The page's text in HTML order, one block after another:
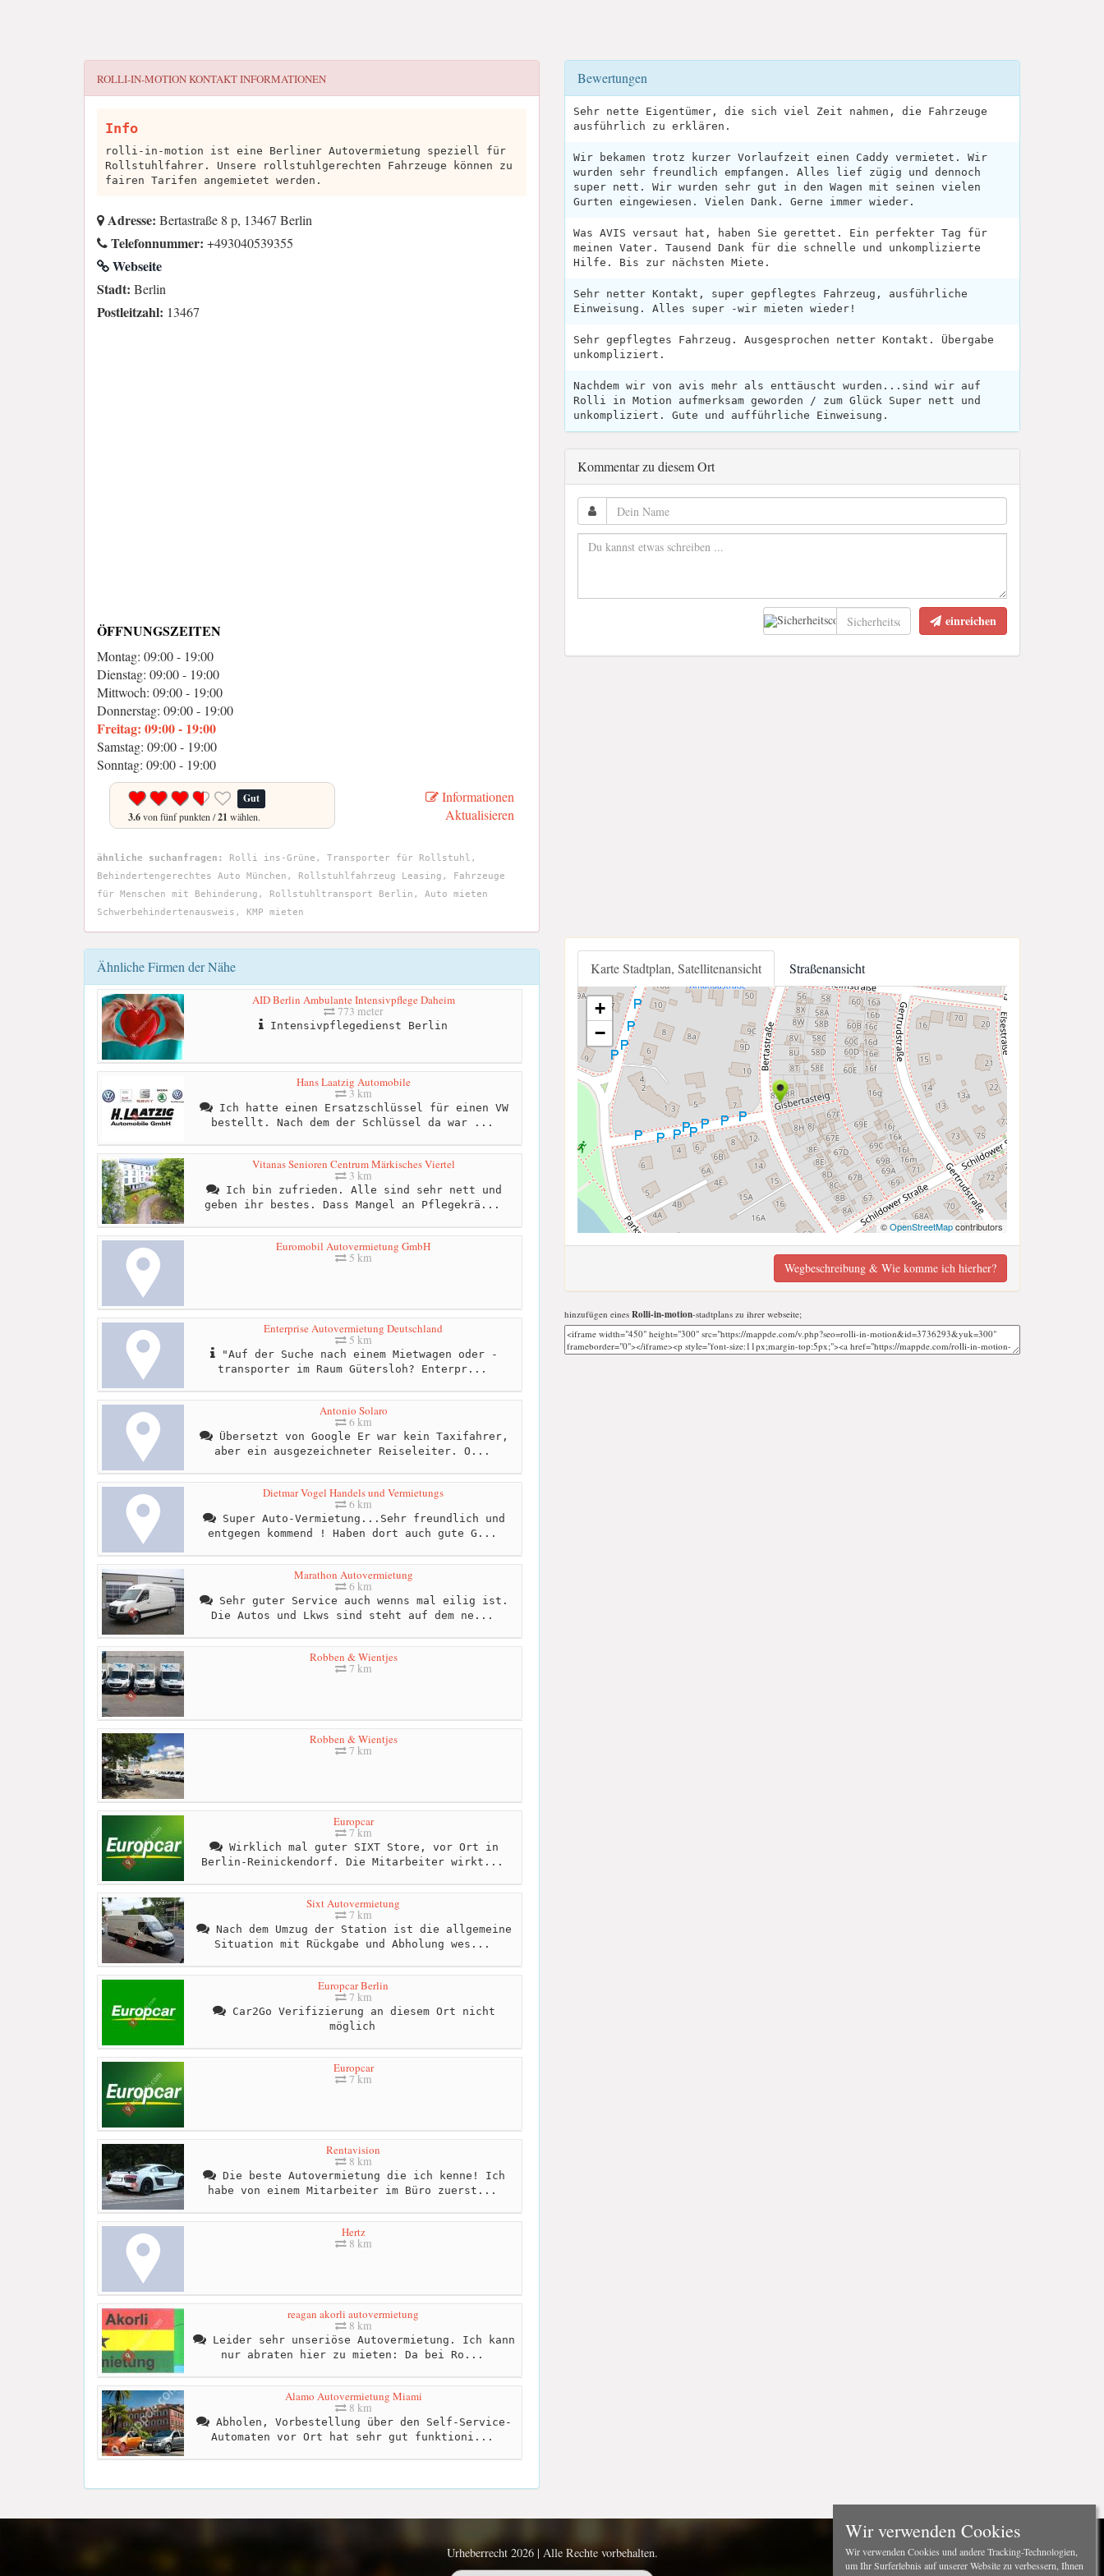
ROLLI-IN-MOTIONKONTAKT INFORMATIONEN
Info
rolli-in-motion ist eine Berliner Autovermietung speziell für
Rollstuhlfahrer. Unsere rollstuhlgerechten Fahrzeuge können zu
fairen Tarifen angemietet werden.
Adresse: Bertastraße 8 p, 13467 Berlin
Telefonnummer: +493040539355
Webseite
Stadt: Berlin
Postleitzahl: 13467
ÖFFNUNGSZEITEN
Montag: 09:00 - 19:00
Dienstag: 09:00 - 19:00
Mittwoch: 09:00 - 19:00
Donnerstag: 09:00 - 19:00
Freitag: 09:00 - 19:00
Samstag: 09:00 - 19:00
Sonntag: 09:00 - 19:00
Gut
3.6von fünf punkten /21 wählen.
Informationen
Aktualisieren
ähnliche suchanfragen:
Rolli ins-Grüne, Transporter für Rollstuhl,
Behindertengerechtes Auto München, Rollstuhlfahrzeug Leasing, Fahrzeuge
für Menschen mit Behinderung, Rollstuhltransport Berlin, Auto mieten
Schwerbehindertenausweis, KMP mieten
Ähnliche Firmen der Nähe
AID Berlin Ambulante Intensivpflege Daheim
773 meter
Intensivpflegedienst Berlin
Hans Laatzig Automobile
3 km
Ich hatte einen Ersatzschlüssel für einen VW
bestellt. Nach dem der Schlüssel da war ...
Vitanas Senioren Centrum Märkisches Viertel
3 km
Ich bin zufrieden. Alle sind sehr nett und
geben ihr bestes. Dass Mangel an Pflegekrä...
Euromobil Autovermietung GmbH
5 km
Enterprise Autovermietung Deutschland
5 km
"Auf der Suche nach einem Mietwagen oder -
transporter im Raum Gütersloh? Enterpr...
Antonio Solaro
6 km
Übersetzt von Google Er war kein Taxifahrer,
aber ein ausgezeichneter Reiseleiter. O...
Dietmar Vogel Handels und Vermietungs
6 km
Super Auto-Vermietung...Sehr freundlich und
entgegen kommend ! Haben dort auch gute G...
Marathon Autovermietung
6 km
Sehr guter Service auch wenns mal eilig ist.
Die Autos und Lkws sind steht auf dem ne...
Robben & Wientjes
7 km
Robben & Wientjes
7 km
Europcar
7 km
Wirklich mal guter SIXT Store, vor Ort in
Berlin-Reinickendorf. Die Mitarbeiter wirkt...
Sixt Autovermietung
7 km
Nach dem Umzug der Station ist die allgemeine
Situation mit Rückgabe und Abholung wes...
Europcar Berlin
7 km
Car2Go Verifizierung an diesem Ort nicht
möglich
Europcar
7 km
Rentavision
8 km
Die beste Autovermietung die ich kenne! Ich
habe von einem Mitarbeiter im Büro zuerst...
Hertz
8 km
reagan akorli autovermietung
8 km
Leider sehr unseriöse Autovermietung. Ich kann
nur abraten hier zu mieten: Da bei Ro...
Alamo Autovermietung Miami
8 km
Abholen, Vorbestellung über den Self-Service-
Automaten vor Ort hat sehr gut funktioni...
Bewertungen
Sehr nette Eigentümer, die sich viel Zeit nahmen, die Fahrzeuge
ausführlich zu erklären.
Wir bekamen trotz kurzer Vorlaufzeit einen Caddy vermietet. Wir
wurden sehr freundlich empfangen. Alles lief zügig und dennoch
super nett. Wir wurden sehr gut in den Wagen mit seinen vielen
Gurten eingewiesen. Vielen Dank. Gerne immer wieder.
Was AVIS versaut hat, haben Sie gerettet. Ein perfekter Tag für
meinen Vater. Tausend Dank für die schnelle und unkomplizierte
Hilfe. Bis zur nächsten Miete.
Sehr netter Kontakt, super gepflegtes Fahrzeug, ausführliche
Einweisung. Alles super -wir mieten wieder!
Sehr gepflegtes Fahrzeug. Ausgesprochen netter Kontakt. Übergabe
unkompliziert.
Nachdem wir von avis mehr als enttäuscht wurden...sind wir auf
Rolli in Motion aufmerksam geworden / zum Glück Super nett und
unkompliziert. Gute und aufführliche Einweisung.
Kommentar zu diesem Ort
einreichen
Karte Stadtplan, Satellitenansicht Straßenansicht
+
−
©OpenStreetMapcontributors
Wegbeschreibung & Wie komme ich hierher?
hinzufügen eines Rolli-in-motion-stadtplans zu ihrer webseite;
Urheberrecht 2026 | Alle Rechte vorbehalten.
Wir verwenden Cookies
Wir verwenden Cookies und andere Tracking-Technologien,
um Ihr Surferlebnis auf unserer Website zu verbessern, Ihnen